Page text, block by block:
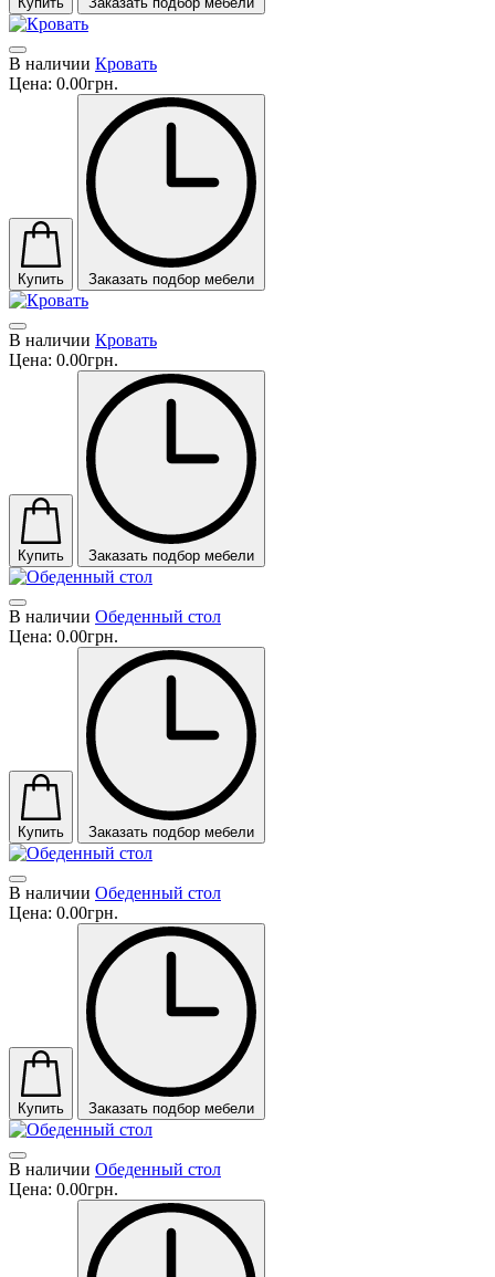
В наличии Кровать
Цена: 0.00грн.
Купить Заказать подбор мебели
В наличии Кровать
Цена: 0.00грн.
Купить Заказать подбор мебели
В наличии Обеденный стол
Цена: 0.00грн.
Купить Заказать подбор мебели
В наличии Обеденный стол
Цена: 0.00грн.
Купить Заказать подбор мебели
В наличии Обеденный стол
Цена: 0.00грн.